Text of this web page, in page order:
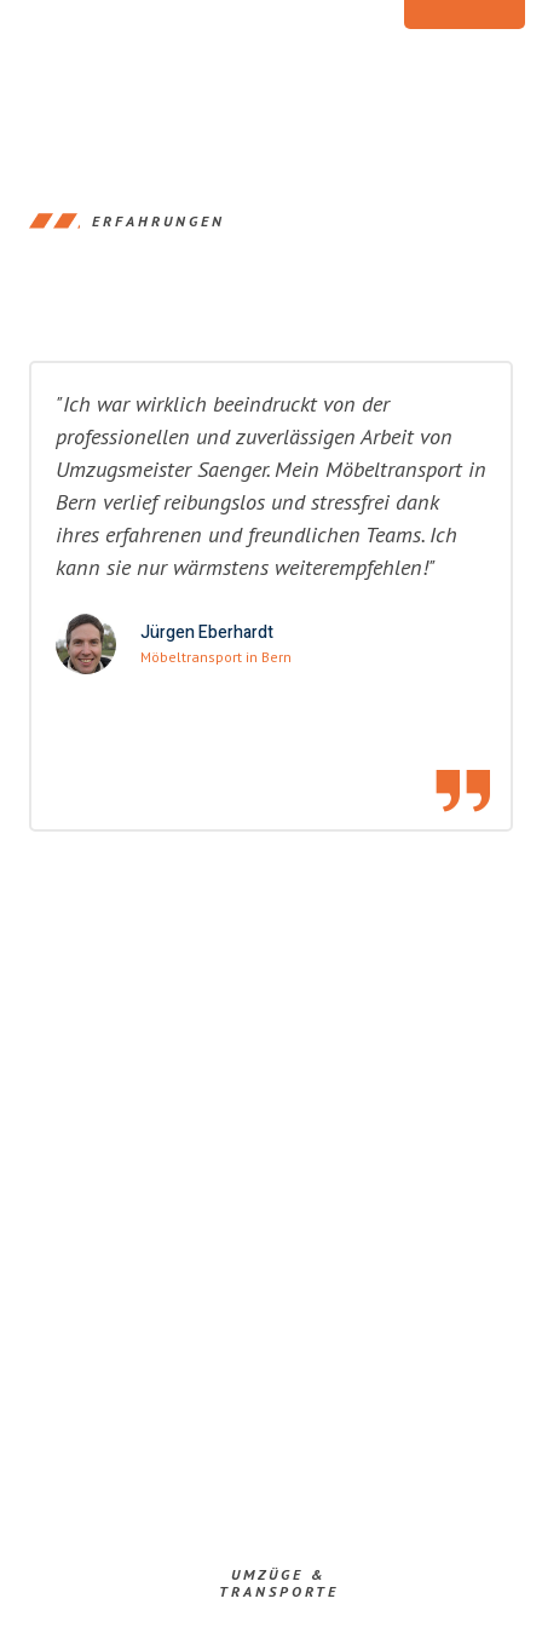
ERFAHRUNGEN
"Ich war wirklich beeindruckt von der
professionellen und zuverlässigen Arbeit von
Umzugsmeister Saenger. Mein Möbeltransport in
Bern verlief reibungslos und stressfrei dank
ihres erfahrenen und freundlichen Teams. Ich
kann sie nur wärmstens weiterempfehlen!"
Jürgen Eberhardt
Möbeltransport in Bern
UMZÜGE &
TRANSPORTE